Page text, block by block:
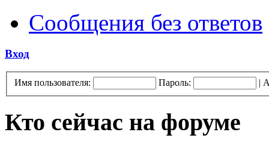
Сообщения без ответов
Вход
Имя пользователя: Пароль: |
Кто сейчас на форуме